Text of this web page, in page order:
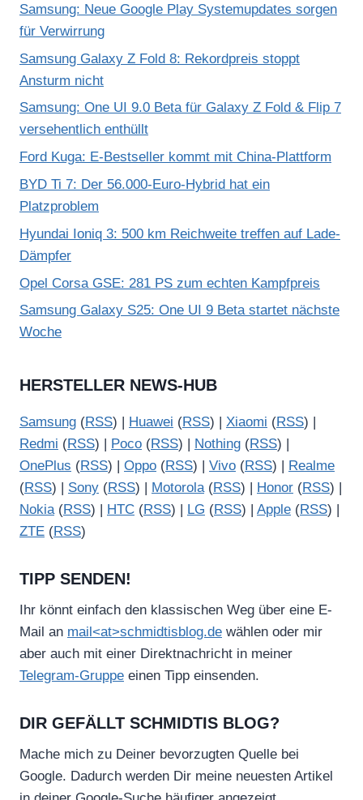
Samsung: Neue Google Play Systemupdates sorgen
für Verwirrung
Samsung Galaxy Z Fold 8: Rekordpreis stoppt
Ansturm nicht
Samsung: One UI 9.0 Beta für Galaxy Z Fold & Flip 7
versehentlich enthüllt
Ford Kuga: E-Bestseller kommt mit China-Plattform
BYD Ti 7: Der 56.000-Euro-Hybrid hat ein
Platzproblem
Hyundai Ioniq 3: 500 km Reichweite treffen auf Lade-
Dämpfer
Opel Corsa GSE: 281 PS zum echten Kampfpreis
Samsung Galaxy S25: One UI 9 Beta startet nächste
Woche
HERSTELLER NEWS-HUB
Samsung (RSS) | Huawei (RSS) | Xiaomi (RSS) |
Redmi (RSS) | Poco (RSS) | Nothing (RSS) |
OnePlus (RSS) | Oppo (RSS) | Vivo (RSS) | Realme
(RSS) | Sony (RSS) | Motorola(RSS) | Honor (RSS) |
Nokia(RSS) | HTC (RSS) | LG (RSS) | Apple (RSS) |
ZTE (RSS)
TIPP SENDEN!
Ihr könnt einfach den klassischen Weg über eine E-
Mail an mail<at>schmidtisblog.de wählen oder mir
aber auch mit einer Direktnachricht in meiner
Telegram-Gruppe einen Tipp einsenden.
DIR GEFÄLLT SCHMIDTIS BLOG?
Mache mich zu Deiner bevorzugten Quelle bei
Google. Dadurch werden Dir meine neuesten Artikel